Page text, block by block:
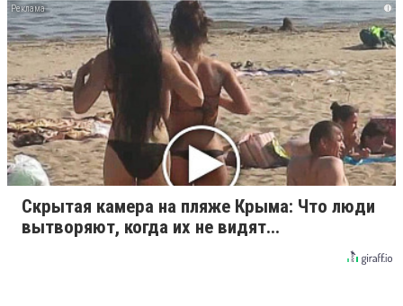
i
Скрытая камера на пляже Крыма: Что люди
вытворяют, когда их не видят...